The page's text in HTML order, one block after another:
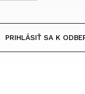
PRIHLÁSIŤ SA K